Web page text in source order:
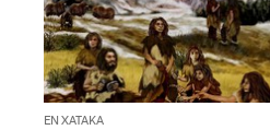
EN XATAKA